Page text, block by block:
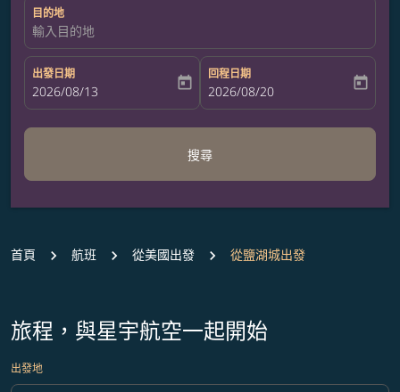
目的地
輸入目的地
出發日期
fc-booking-departure-date-aria-label
2026/08/13 today
回程日期
fc-booking-return-date-aria-label
2026/08/20 today
搜尋
首頁 航班 從美國出發 從鹽湖城出發
旅程，與星宇航空一起開始
出發地